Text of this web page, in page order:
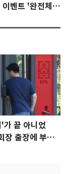
이벤트 '완전체'
가 끝 아니었
장 출장에 부인